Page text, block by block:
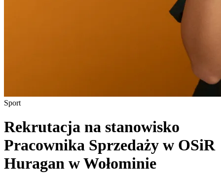
Sport
Rekrutacja na stanowisko
Pracownika Sprzedaży w OSiR
Huragan w Wołominie